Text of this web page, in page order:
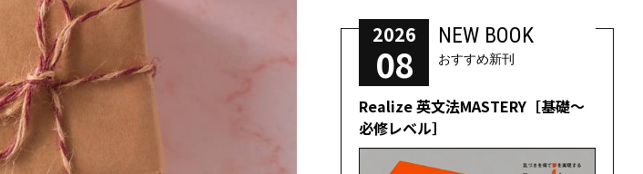
2026
08
NEW BOOK
おすすめ新刊
Realize 英文法MASTERY［基礎～
必修レベル］